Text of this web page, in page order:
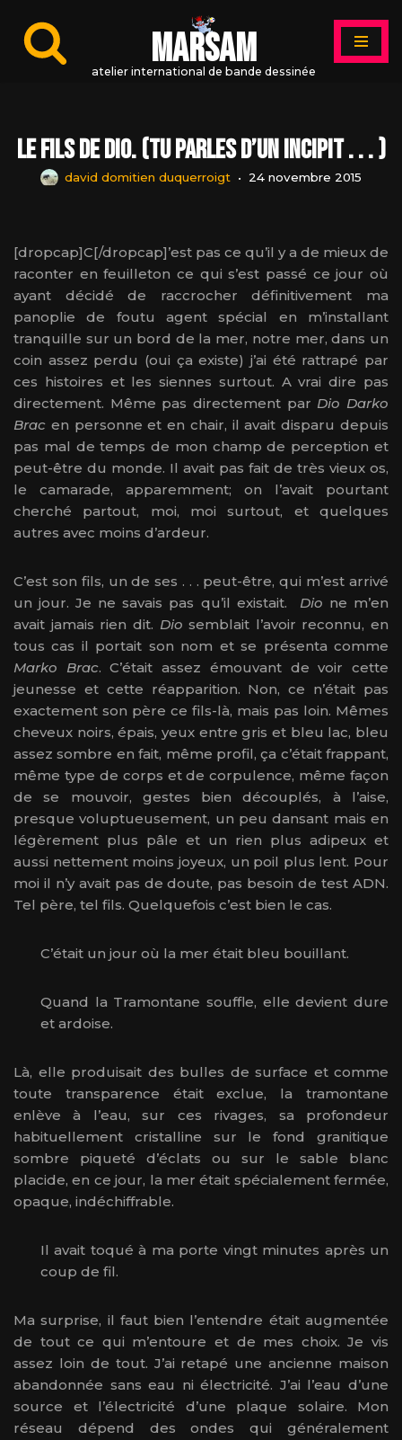
Aller
MARSAM
atelier international de bande dessinée
Le fils de Dio. (Tu parles d’un incipit . . . )
david domitien duquerroigt 24 novembre 2015
[dropcap]C[/dropcap]’est pas ce qu’il y a de mieux de
raconter en feuilleton ce qui s’est passé ce jour où
ayant décidé de raccrocher définitivement ma
panoplie de foutu agent spécial en m’installant
tranquille sur un bord de la mer, notre mer, dans un
coin assez perdu (oui ça existe) j’ai été rattrapé par
ces histoires et les siennes surtout. A vrai dire pas
directement. Même pas directement par Dio Darko
Brac en personne et en chair, il avait disparu depuis
pas mal de temps de mon champ de perception et
peut-être du monde. Il avait pas fait de très vieux os,
le camarade, apparemment; on l’avait pourtant
cherché partout, moi, moi surtout, et quelques
autres avec moins d’ardeur.
C’est son fils, un de ses . . . peut-être, qui m’est arrivé
un jour. Je ne savais pas qu’il existait. Dio ne m’en
avait jamais rien dit. Dio semblait l’avoir reconnu, en
tous cas il portait son nom et se présenta comme
Marko Brac. C’était assez émouvant de voir cette
jeunesse et cette réapparition. Non, ce n’était pas
exactement son père ce fils-là, mais pas loin. Mêmes
cheveux noirs, épais, yeux entre gris et bleu lac, bleu
assez sombre en fait, même profil, ça c’était frappant,
même type de corps et de corpulence, même façon
de se mouvoir, gestes bien découplés, à l’aise,
presque voluptueusement, un peu dansant mais en
légèrement plus pâle et un rien plus adipeux et
aussi nettement moins joyeux, un poil plus lent. Pour
moi il n’y avait pas de doute, pas besoin de test ADN.
Tel père, tel fils. Quelquefois c’est bien le cas.
C’était un jour où la mer était bleu bouillant.
Quand la Tramontane souffle, elle devient dure
et ardoise.
Là, elle produisait des bulles de surface et comme
toute transparence était exclue, la tramontane
enlève à l’eau, sur ces rivages, sa profondeur
habituellement cristalline sur le fond granitique
sombre piqueté d’éclats ou sur le sable blanc
placide, en ce jour, la mer était spécialement fermée,
opaque, indéchiffrable.
Il avait toqué à ma porte vingt minutes après un
coup de fil.
Ma surprise, il faut bien l’entendre était augmentée
de tout ce qui m’entoure et de mes choix. Je vis
assez loin de tout. J’ai retapé une ancienne maison
abandonnée sans eau ni électricité. J’ai l’eau d’une
source et l’électricité d’une plaque solaire. Mon
réseau dépend des ondes qui généralement